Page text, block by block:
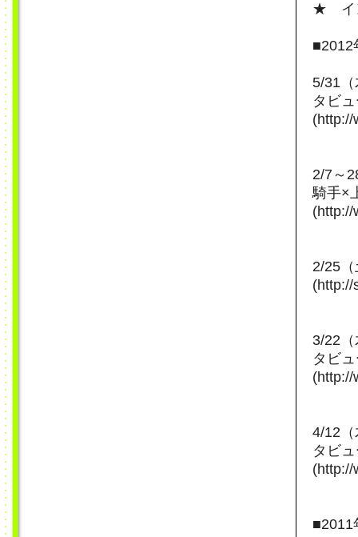
★ イ
■2012
5/31
タビ
(http://
2/7～
騎手×
(http://
2/25
(http://
3/22
タビ
(http://
4/12
タビ
(http://
■2011